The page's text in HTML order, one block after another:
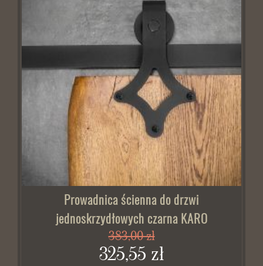
Prowadnica ścienna do drzwi
jednoskrzydłowych czarna KARO
383,00 zł
325,55 zł